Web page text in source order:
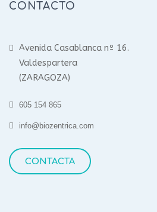
CONTACTO
Avenida Casablanca nº 16.
Valdespartera
(ZARAGOZA)
605 154 865
info@biozentrica.com
CONTACTA